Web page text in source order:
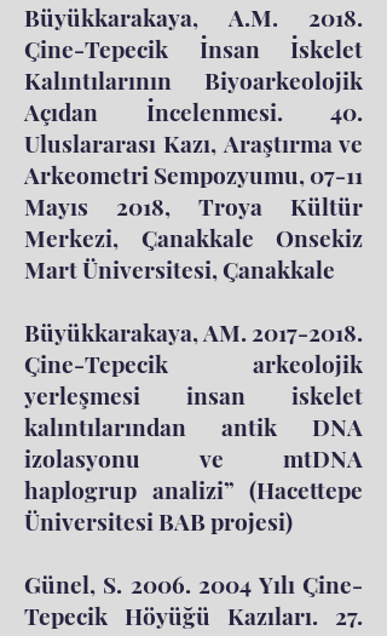
Büyükkarakaya, A.M. 2018.
Çine-Tepecik İnsan İskelet
Kalıntılarının Biyoarkeolojik
Açıdan İncelenmesi. 40.
Uluslararası Kazı, Araştırma ve
Arkeometri Sempozyumu, 07-11
Mayıs 2018, Troya Kültür
Merkezi, Çanakkale Onsekiz
Mart Üniversitesi, Çanakkale
Büyükkarakaya, AM.2017-2018.
Çine-Tepecik arkeolojik
yerleşmesi insan iskelet
kalıntılarından antik DNA
izolasyonu ve mtDNA
haplogrup analizi” (Hacettepe
Üniversitesi BAB projesi)
Günel, S. 2006. 2004 Yılı Çine-
Tepecik Höyüğü Kazıları. 27.